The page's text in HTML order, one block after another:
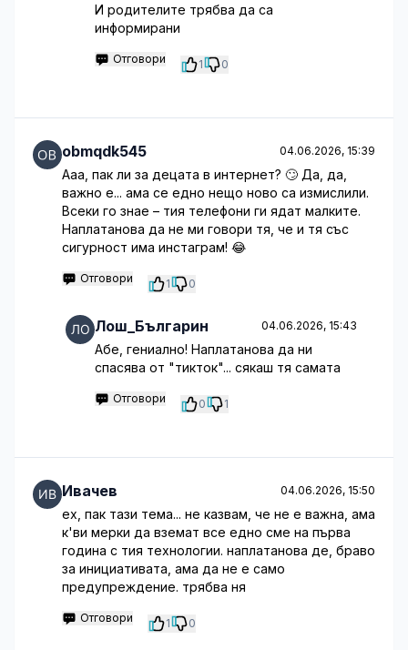
И родителите трябва да са
информирани
Отговори 1 0
obmqdk545 04.06.2026, 15:39
Ааа, пак ли за децата в интернет? 🙄 Да, да,
важно е... ама се едно нещо ново са измислили.
Всеки го знае – тия телефони ги ядат малките.
Наплатанова да не ми говори тя, че и тя със
сигурност има инстаграм! 😂
Отговори 1 0
Лош_Българин 04.06.2026, 15:43
Абе, гениално! Наплатанова да ни
спасява от "тикток"... сякаш тя самата
Отговори 0 1
Ивачев 04.06.2026, 15:50
ех, пак тази тема... не казвам, че не е важна, ама
к'ви мерки да вземат все едно сме на първа
година с тия технологии. наплатанова де, браво
за инициативата, ама да не е само
предупреждение. трябва ня
Отговори 1 0